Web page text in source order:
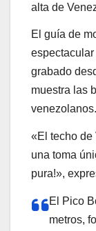
alta de
El guía de
grabado
muestra las
venezolanos.
«El techo de
una toma
pura!»,
El Pico
metros,